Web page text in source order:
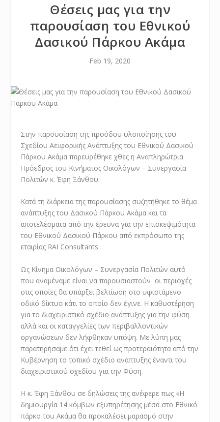
Θέσεις μας για την
παρουσίαση του Εθνικού
Δασικού Πάρκου Ακάμα
Feb 19, 2020
Στην παρουσίαση της προόδου υλοποίησης του
Σχεδίου Αειφορικής Ανάπτυξης του Εθνικού Δασικού
Πάρκου Ακάμα παρευρέθηκε χθες η Αναπληρώτρια
Πρόεδρος του Κινήματος Οικολόγων – Συνεργασία
Πολιτών κ. Έφη Ξάνθου.
Κατά τη διάρκεια της παρουσίασης συζητήθηκε το θέμα
ανάπτυξης του Δασικού Πάρκου Ακάμα και τα
αποτελέσματα από την έρευνα για την επισκεψιμότητα
του Εθνικού Δασικού Πάρκου από εκπρόσωπο της
εταιρίας RAI Consultants.
Ως Κίνημα Οικολόγων – Συνεργασία Πολιτών αυτό
που αναμέναμε είναι να παρουσιαστούν οι περιοχές
στις οποίες θα υπάρξει βελτίωση στο υφιστάμενο
οδικό δίκτυο κάτι το οποίο δεν έγινε. Η καθυστέρηση
για το διαχειριστικό σχέδιο ανάπτυξης για την φύση
αλλά και οι καταγγελίες των περιβαλλοντικών
οργανώσεων δεν λήφθηκαν υπόψη. Με λύπη μας
παρατηρήσαμε ότι έχει τεθεί ως προτεραιότητα από την
Κυβέρνηση το τοπικό σχέδιο ανάπτυξης έναντι του
διαχειριστικού σχεδίου για την Φύση.
Η κ. Έφη Ξάνθου σε δηλώσεις της ανέφερε πως «Η
δημιουργία 14 κόμβων εξυπηρέτησης μέσα στο Εθνικό
πάρκο του Ακάμα θα προκαλέσει μαρασμό στην